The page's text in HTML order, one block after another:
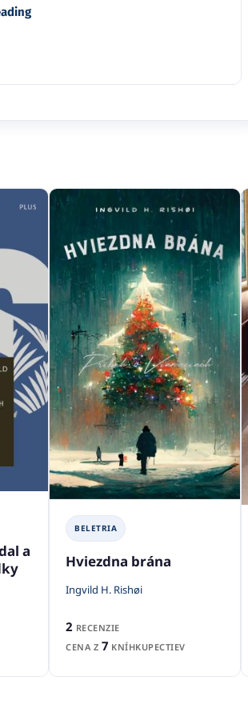
a
BELETRIA
Hviezdna brána
Ingvild H. Rishøi
2 RECENZIE
CENA Z 7 KNÍHKUPECTIEV